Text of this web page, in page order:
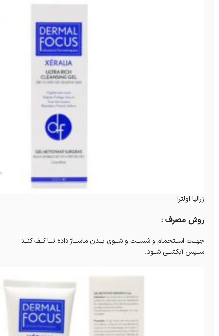
زرالیا اولترا
روش مصرف :
جهــت اســتحمام و شســت و شــوی بــدن ماســاژ داده تــا کــف کنــد
ســپس آبکشــی شــود.